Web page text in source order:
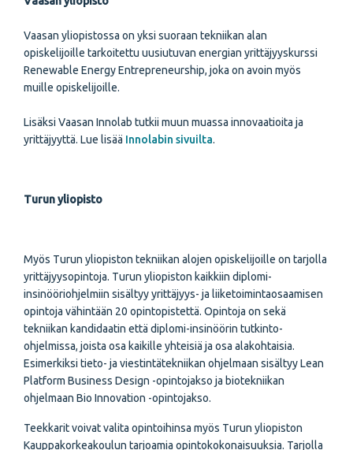
Vaasan yliopistossa on yksi suoraan tekniikan alan
opiskelijoille tarkoitettu uusiutuvan energian yrittäjyyskurssi
Renewable Energy Entrepreneurship, joka on avoin myös
muille opiskelijoille.
Lisäksi Vaasan Innolab tutkii muun muassa innovaatioita ja
yrittäjyyttä. Lue lisää Innolabin sivuilta.
Turun yliopisto
Myös Turun yliopiston tekniikan alojen opiskelijoille on tarjolla
yrittäjyysopintoja. Turun yliopiston kaikkiin diplomi-
insinööriohjelmiin sisältyy yrittäjyys- ja liiketoimintaosaamisen
opintoja vähintään 20 opintopistettä. Opintoja on sekä
tekniikan kandidaatin että diplomi-insinöörin tutkinto-
ohjelmissa, joista osa kaikille yhteisiä ja osa alakohtaisia.
Esimerkiksi tieto- ja viestintätekniikan ohjelmaan sisältyy Lean
Platform Business Design -opintojakso ja biotekniikan
ohjelmaan Bio Innovation -opintojakso.
Teekkarit voivat valita opintoihinsa myös Turun yliopiston
Kauppakorkeakoulun tarjoamia opintokokonaisuuksia. Tarjolla